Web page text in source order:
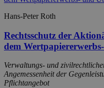
Hans-Peter Roth
Rechtsschutz der
dem
Verwaltungs- und
Angemessenheit der
Pflichtangebot